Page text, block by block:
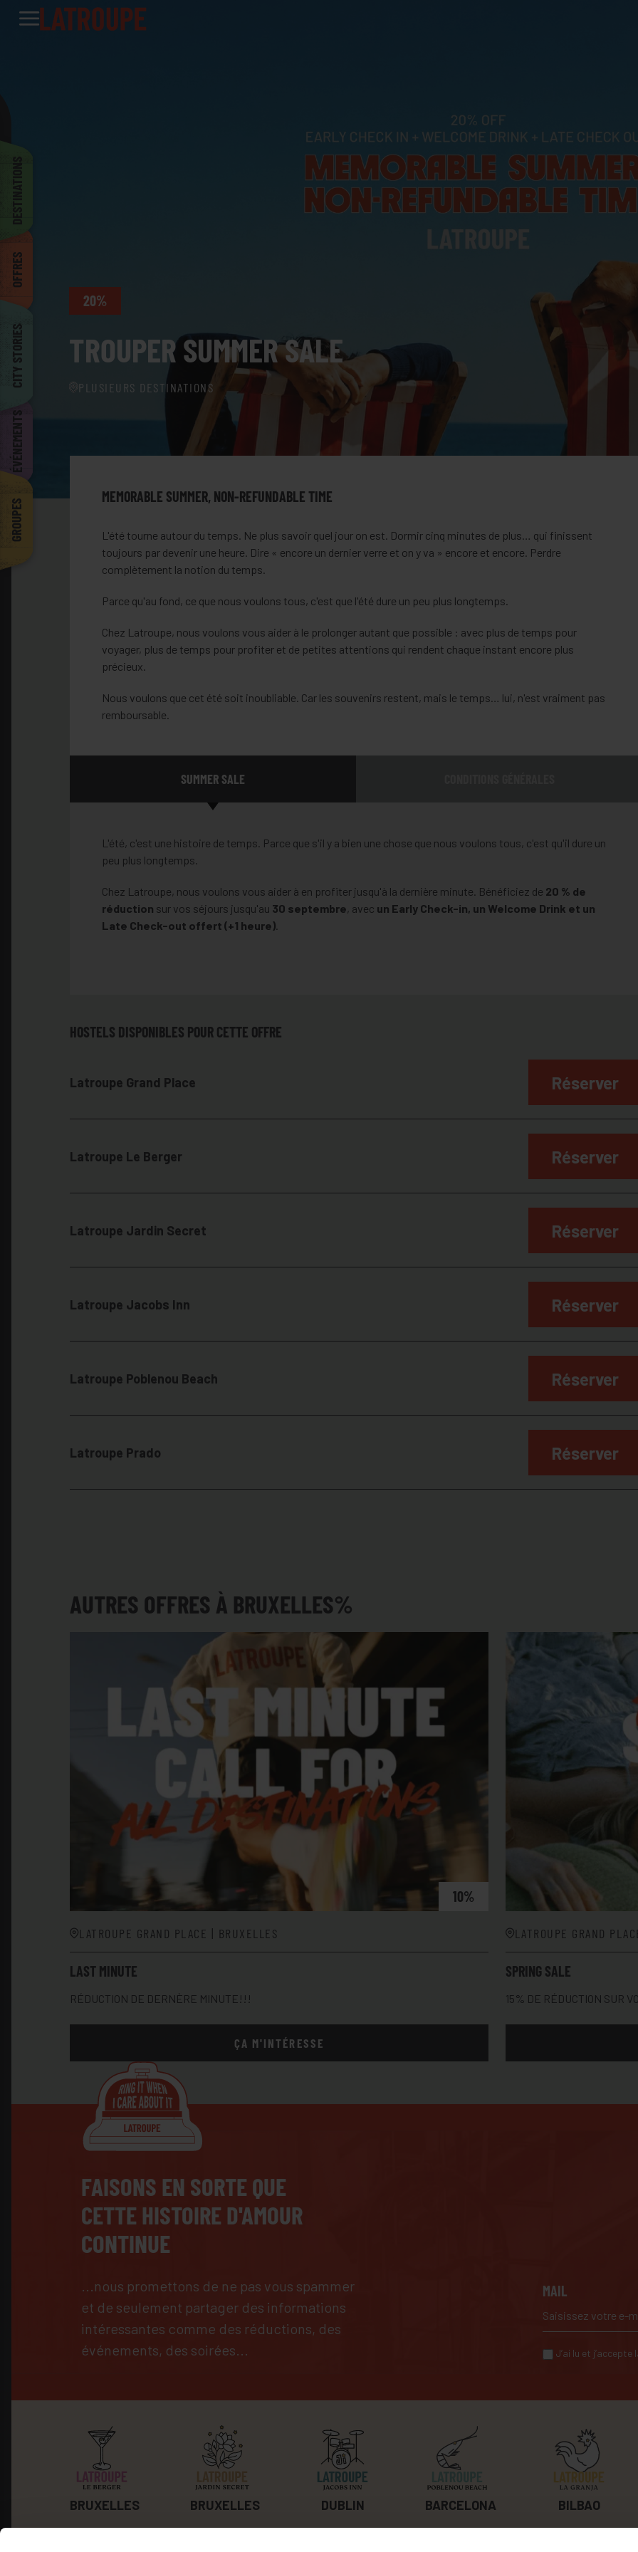
DESTINATIONS
OFFRES
CITY STORIES
ÉVÉNEMENTS
GROUPES
City stories
Événements
Dublin
Bilbao
20%
TROUPER SUMMER SALE
PLUSIEURS DESTINATIONS
MEMORABLE SUMMER, NON-REFUNDABLE TIME
L'été tourne autour du temps. Ne plus savoir quel jour on est. Dormir cinq minutes de plus… qui finissent
toujours par devenir une heure. Dire « encore un dernier verre et on y va » encore et encore. Perdre
complètement la notion du temps.
Parce qu'au fond, ce que nous voulons tous, c'est que l'été dure un peu plus longtemps.
Chez Latroupe, nous voulons vous aider à le prolonger autant que possible : avec plus de temps pour
voyager, plus de temps pour profiter et de petites attentions qui rendent chaque instant encore plus
précieux.
Nous voulons que cet été soit inoubliable. Car les souvenirs restent, mais le temps… lui, n'est vraiment pas
remboursable.
SUMMER SALE
L'été, c'est une histoire de temps. Parce que s'il y a bien une chose que nous voulons tous, c'est qu'il dure un
peu plus longtemps.
Chez Latroupe, nous voulons vous aider à en profiter jusqu'à la dernière minute. Bénéficiez de 20 % de
réduction sur vos séjours jusqu'au 30 septembre, avec un Early Check-in, un Welcome Drink et un
Late Check-out offert (+1 heure)
HOSTELS DISPONIBLES POUR CETTE OFFRE
Latroupe Grand Place Réserver
Latroupe Le Berger Réserver
Latroupe Jardin Secret Réserver
Latroupe Jacobs Inn Réserver
Latroupe Poblenou Beach Réserver
Latroupe Prado Réserver
AUTRES OFFRES À BRUXELLES%
10%
LATROUPE GRAND PLACE | BRUXELLES
LAST MINUTE
RÉDUCTION DE DERNÈRE MINUTE!!!
ÇA M'INTÉRESSE
LATROUPE GRAND
SPRING SALE
15% DE RÉDUCTION SUR
FAISONS EN SORTE QUE
CETTE HISTOIRE D'AMOUR
CONTINUE
...nous promettons de ne pas vous spammer
et de seulement partager des informations
intéressantes comme des réductions, des
événements, des soirées...
MAIL
J’ai lu et
BRUXELLES BRUXELLES DUBLIN BARCELONA BILBAO